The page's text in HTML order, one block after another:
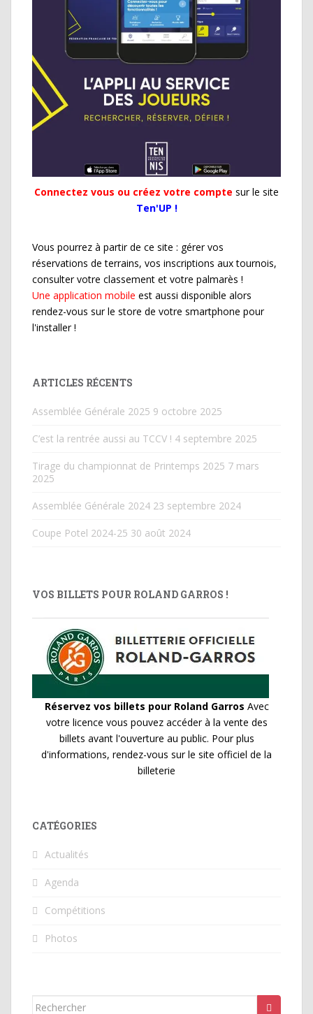
Connectez vous ou créez votre compte sur le site
Ten'UP !
Vous pourrez à partir de ce site : gérer vos
réservations de terrains, vos inscriptions aux tournois,
consulter votre classement et votre palmarès !
Une application mobile est aussi disponible alors
rendez-vous sur le store de votre smartphone pour
l'installer !
ARTICLES RÉCENTS
Assemblée Générale 2025 9 octobre 2025
C’est la rentrée aussi au TCCV ! 4 septembre 2025
Tirage du championnat de Printemps 2025 7 mars
2025
Assemblée Générale 2024 23 septembre 2024
Coupe Potel 2024-25 30 août 2024
VOS BILLETS POUR ROLAND GARROS !
Réservez vos billets pour Roland Garros Avec
votre licence vous pouvez accéder à la vente des
billets avant l'ouverture au public. Pour plus
d'informations, rendez-vous sur le site officiel de la
billeterie
CATÉGORIES
Actualités
Agenda
Compétitions
Photos
Rechercher...